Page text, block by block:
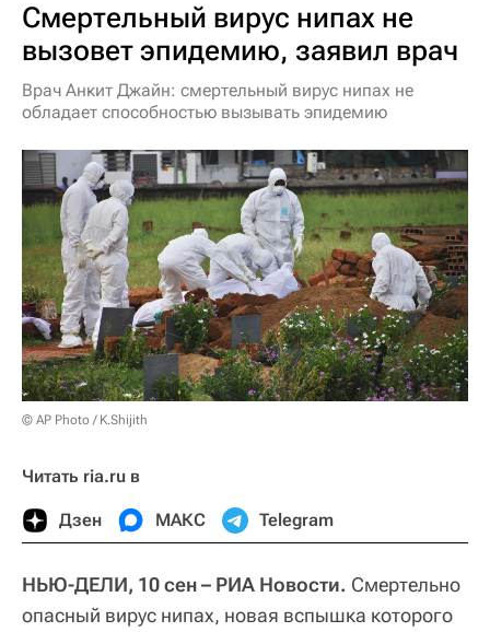
Смертельный вирус нипах не
вызовет эпидемию, заявил врач
Врач Анкит Джайн: смертельный вирус нипах не
обладает способностью вызывать эпидемию
© AP Photo / K.Shijith
Читать ria.ru в
Дзен МАКС Telegram
НЬЮ-ДЕЛИ, 10 сен – РИА Новости. Смертельно
опасный вирус нипах, новая вспышка которого